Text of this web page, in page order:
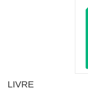
LIVRE